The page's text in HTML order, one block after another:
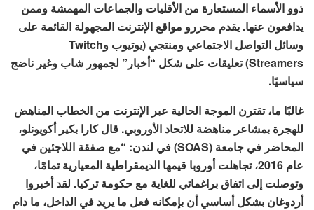
ذوو الأسماء المستعارة من الأقليات والجماعات المهمشة وممن
يدافعون عنها. يقدم محررو مواقع الإنترنت المجهولة القائمة على
وسائل التواصل الاجتماعي ومنتجي (يوتيوب وTwitch
Streamers) تعليقات على شكل “أخبار” لجمهور شاب وغير ناضج
سياسيًا.
غالبًا ما، تقترن الموجة الحالية عبر الإنترنت من الخطاب المناهض
للهجرة بمشاعر مناهضة للاتحاد الأوروبي. قال كارا بكير أكويونلو،
المحاضر في جامعة (SOAS) في لندن: “مع صفقة اللاجئين في
عام 2016، تجاهلت أوروبا قيمها الديمقراطية المعيارية تمامًا،
وتوصلت إلى اتفاق براغماتي للغاية مع حكومة تركيا. لقد أخبروا
أردوغان بشكل أساسي أن بإمكانه فعل ما يريد في الداخل، ما دام